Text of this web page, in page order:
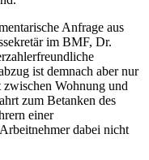
Anfrage aus
im BMF, Dr.
ist demnach aber nur
Wohnung und
zum Betanken des
einer
dabei nicht